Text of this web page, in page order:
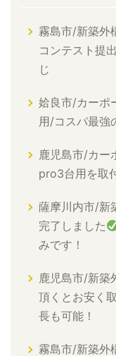
霧島市/新築外
コンテスト提
じ
姶良市/カーポ
用/コスパ最強
鹿児島市/カー
pro3台用を取
薩摩川内市/新
完了しました
みです！
鹿児島市/新築
頂くとお安く
長も可能！
霧島市/新築外